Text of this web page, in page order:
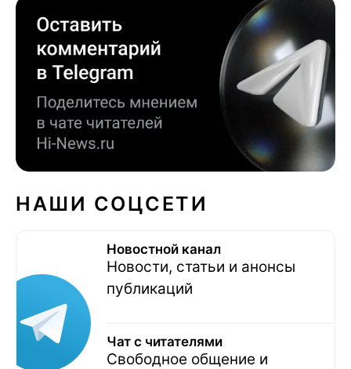
НАШИ СОЦСЕТИ
Новостной канал
Новости, статьи и анонсы
публикаций
Чат с читателями
Свободное общение и